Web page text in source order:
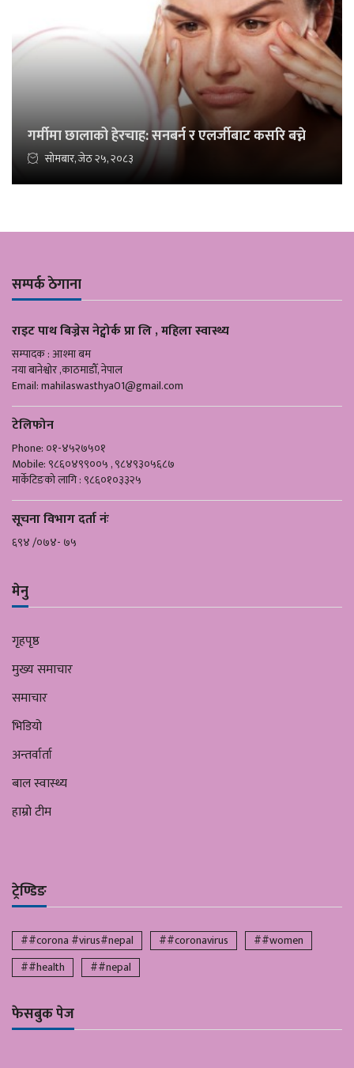
गर्मीमा छालाको हेरचाह: सनबर्न र एलर्जीबाट कसरि बच्ने
सोमबार, जेठ २५, २०८३
सम्पर्क ठेगाना
राइट पाथ बिज्नेस नेट्वोर्क प्रा लि , महिला स्वास्थ्य
सम्पादक : आश्मा बम
नया बानेश्वोर ,काठमाडौँ, नेपाल
Email:mahilaswasthya01@gmail.com
टेलिफोन
Phone: ०१-४५२७५०१
Mobile: ९८६०४९९००५ , ९८४९३०५६८७
मार्केटिङको लागि : ९८६०१०३३२५
सूचना विभाग दर्ता नंः
६९४ /०७४- ७५
मेनु
गृहपृष्ठ
मुख्य समाचार
समाचार
भिडियो
अन्तर्वार्ता
बाल स्वास्थ्य
हाम्रो टीम
ट्रेण्डिङ
##corona #virus#nepal ##coronavirus
##women
##health
##nepal
फेसबुक पेज